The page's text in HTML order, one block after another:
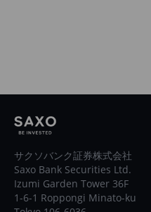
サクソバンク証券株式会社
Saxo Bank Securities Ltd.
Izumi Garden Tower 36F
1-6-1 Roppongi Minato-ku